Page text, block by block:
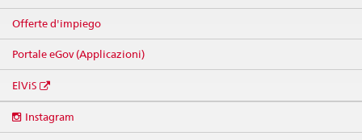
Offerte d'impiego
Portale eGov (Applicazioni)
ElViS
media
Instagram